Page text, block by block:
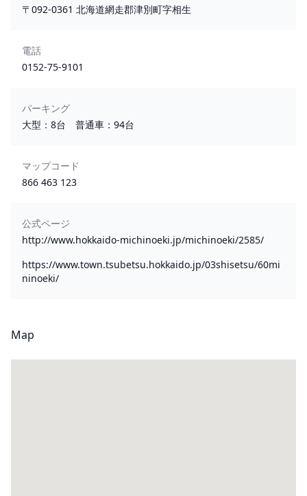
〒092-0361 北海道網走郡津別町字相生
電話
0152-75-9101
パーキング
大型：8台 普通車：94台
マップコード
866 463 123
公式ページ
http://www.hokkaido-michinoeki.jp/michinoeki/2585/
https://www.town.tsubetsu.hokkaido.jp/03shisetsu/60mi
ninoeki/
Map